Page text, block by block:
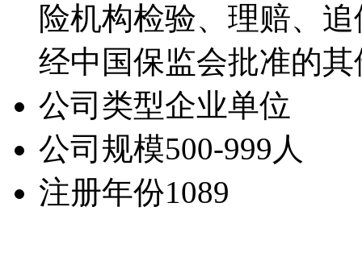
险机构检验、理赔、
经中国保监会批准的
公司类型企业单位
公司规模500-999人
注册年份1089